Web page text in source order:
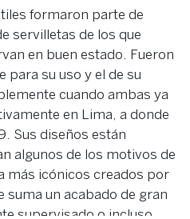
formaron parte de
servilletas de los que
en buen estado. Fueron
para su uso y el de su
cuando ambas ya
en Lima, a donde
Sus diseños están
algunos de los motivos de
más icónicos creados por
suma un acabado de gran
supervisado o incluso